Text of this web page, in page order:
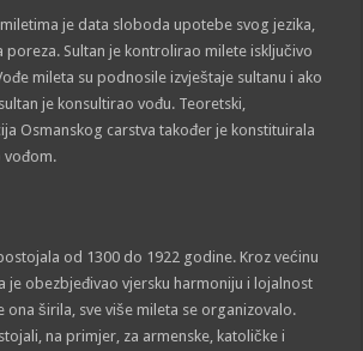
je data sloboda upotebe svog jezika,
poreza. Sultan je kontrolirao milete isključivo
mileta su podnosile izvještaje sultanu i ako
je konsultirao vođu. Teoretski,
Osmanskog carstva također je konstituirala
vođom.
od 1300 do 1922 godine. Kroz većinu
je obezbjeđivao vjersku harmoniju i lojalnost
ona širila, sve više mileta se organizovalo.
na primjer, za armenske, katoličke i